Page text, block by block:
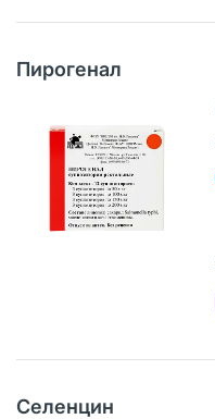
Пирогенал
Селенцин